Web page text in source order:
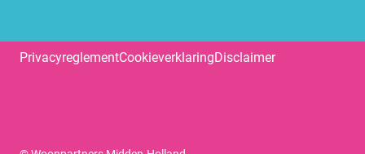
PrivacyreglementCookieverklaringDisclaimer